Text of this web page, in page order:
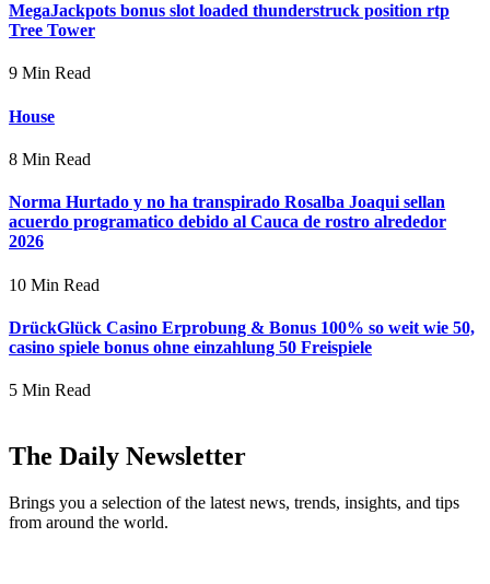
MegaJackpots bonus slot loaded thunderstruck position rtp
Tree Tower
9 Min Read
House
8 Min Read
Norma Hurtado y no ha transpirado Rosalba Joaqui sellan
acuerdo programatico debido al Cauca de rostro alrededor
2026
10 Min Read
DrückGlück Casino Erprobung & Bonus 100% so weit wie 50,
casino spiele bonus ohne einzahlung 50 Freispiele
5 Min Read
The Daily Newsletter
Brings you a selection of the latest news, trends, insights, and tips
from around the world.